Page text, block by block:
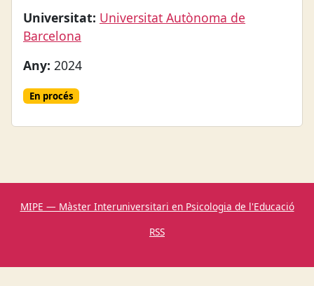
Universitat: Universitat Autònoma de
Barcelona
Any: 2024
En procés
MIPE — Màster Interuniversitari en Psicologia de l'Educació
RSS